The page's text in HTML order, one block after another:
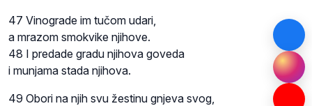
47 Vinograde im tučom udari,
a mrazom smokvike njihove.
48 I predade gradu njihova goveda
i munjama stada njihova.
49 Obori na njih svu žestinu gnjeva svog,